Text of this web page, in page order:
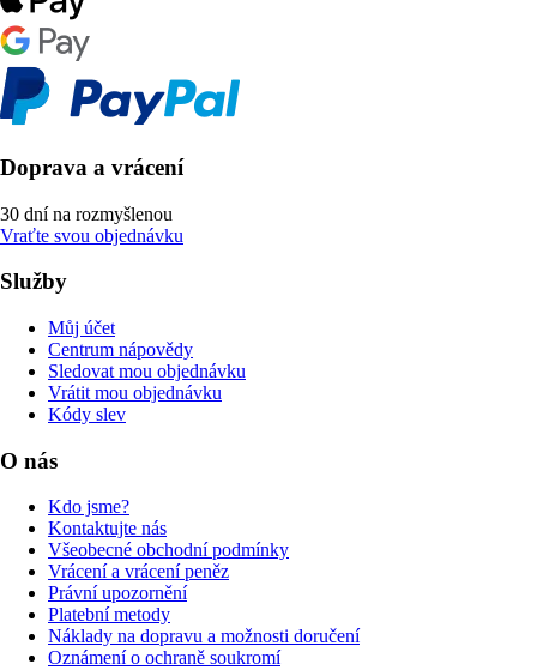
Doprava a vrácení
30 dní na rozmyšlenou
Vraťte svou objednávku
Služby
Můj účet
Centrum nápovědy
Sledovat mou objednávku
Vrátit mou objednávku
Kódy slev
O nás
Kdo jsme?
Kontaktujte nás
Všeobecné obchodní podmínky
Vrácení a vrácení peněz
Právní upozornění
Platební metody
Náklady na dopravu a možnosti doručení
Oznámení o ochraně soukromí